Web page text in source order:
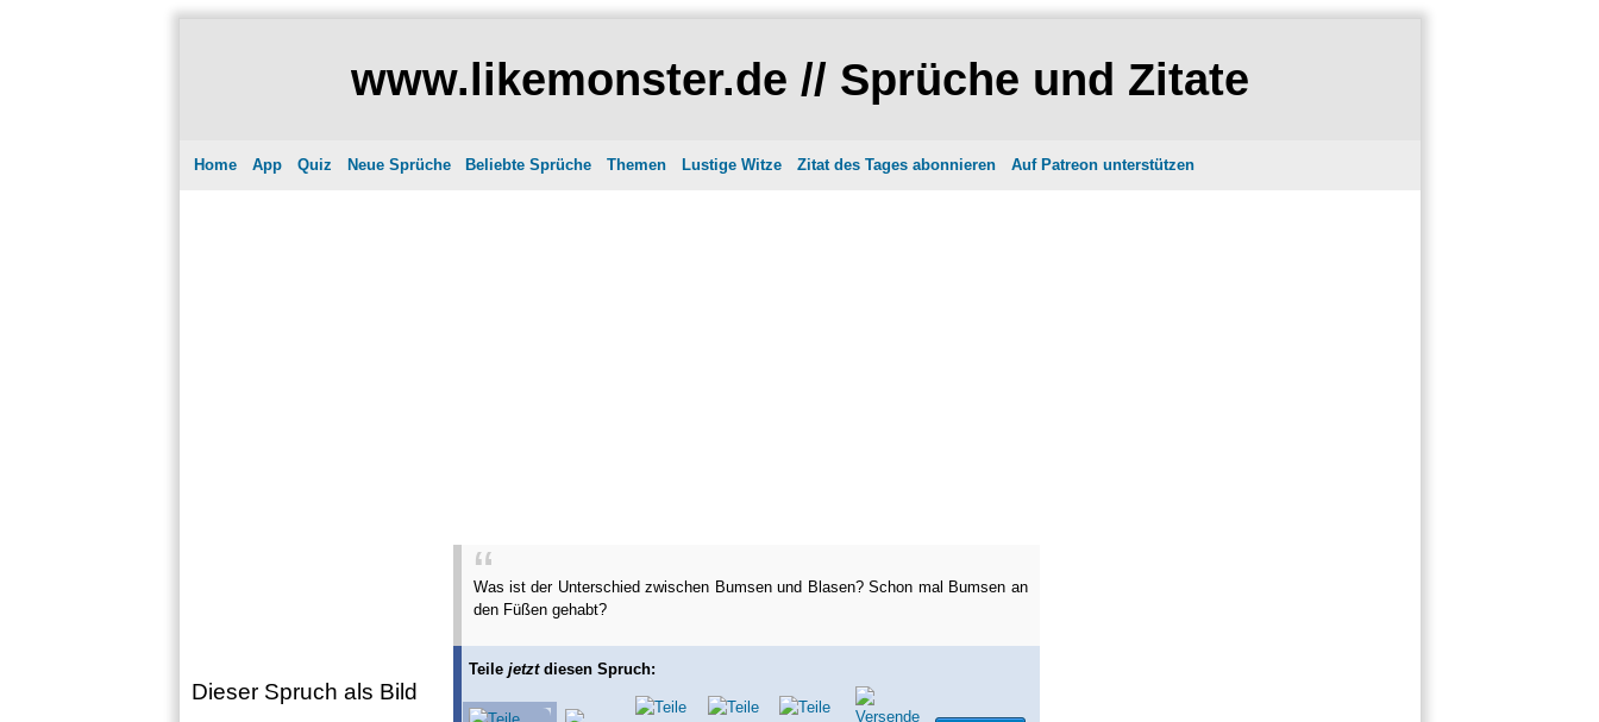
www.likemonster.de // Sprüche und Zitate
Home App Quiz Neue Sprüche Beliebte Sprüche Themen Lustige Witze Zitat des Tages abonnieren Auf Patreon unterstützen
Dieser Spruch als Bild
Was ist der Unterschied zwischen Bumsen und Blasen? Schon mal Bumsen an
den Füßen gehabt?
Teile jetztdiesen Spruch: